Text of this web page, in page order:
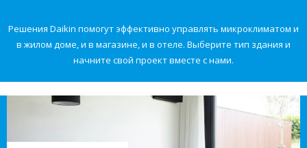
Решения Daikin помогут эффективно управлять микроклиматом и
в жилом доме, и в магазине, и в отеле. Выберите тип здания и
начните свой проект вместе с нами.